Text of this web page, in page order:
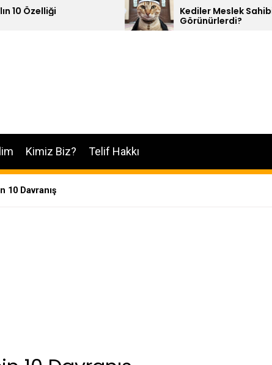
Kediler Meslek Sahibi Olsalar Nasıl
Görünürlerdi?
Kimiz Biz? Telif Hakkı
10 Davranış